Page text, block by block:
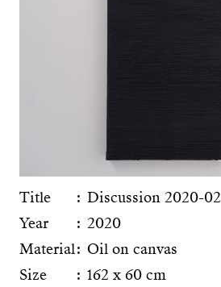
Title
Discussion 2020-02
Year
2020
Material Oil on canvas
Size
162 x 60 cm